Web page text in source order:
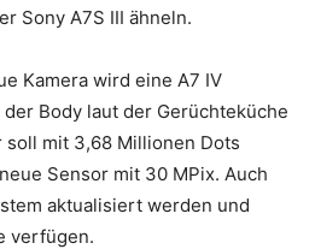
Sony A7S III ähneln.
Kamera wird eine A7 IV
Body laut der Gerüchteküche
soll mit 3,68 Millionen Dots
Sensor mit 30 MPix. Auch
aktualisiert werden und
verfügen.